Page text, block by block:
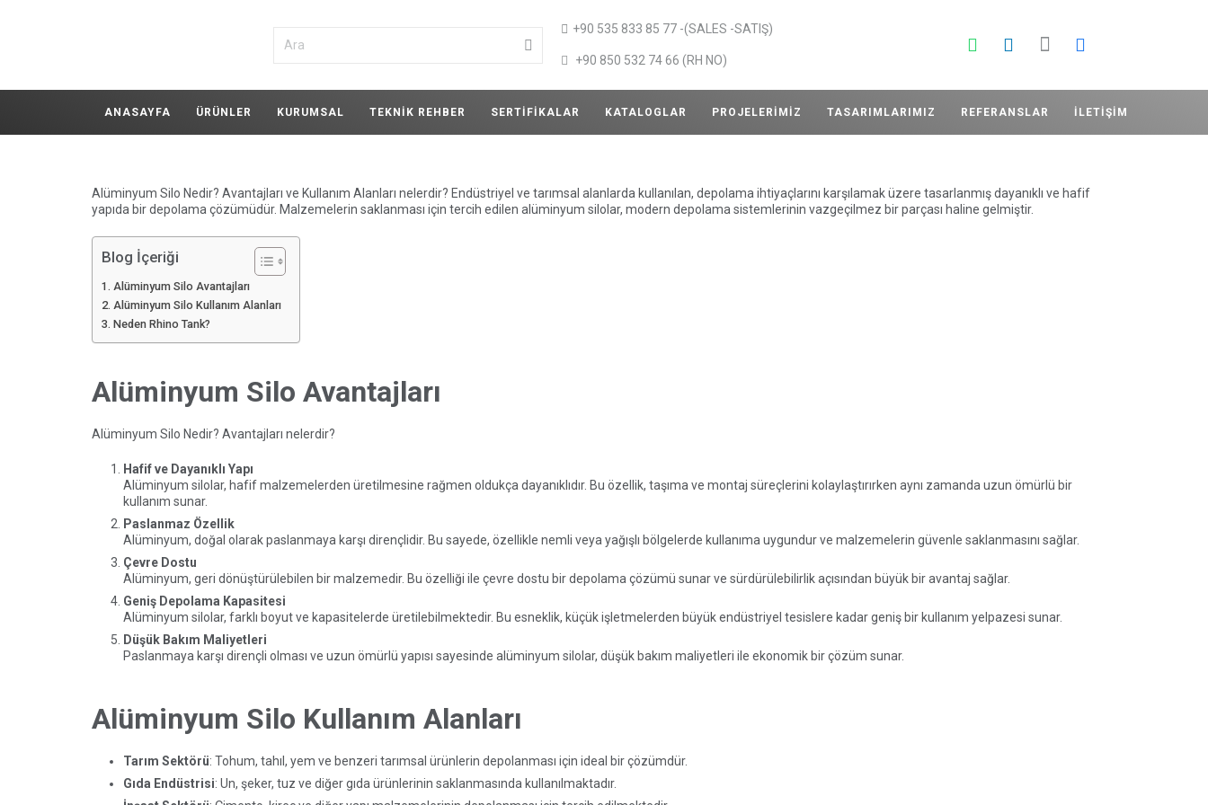
+90 535 833 85 77 -(SALES -SATIŞ)
+90 850 532 74 66 (RH NO)
ANASAYFA ÜRÜNLER KURUMSAL TEKNIK REHBER SERTIFIKALAR KATALOGLAR PROJELERIMIZ TASARIMLARIMIZ REFERANSLAR İLETIŞIM
Alüminyum Silo Nedir? Avantajları ve Kullanım Alanları nelerdir? Endüstriyel ve tarımsal alanlarda kullanılan, depolama ihtiyaçlarını karşılamak üzere tasarlanmış dayanıklı ve hafif
yapıda bir depolama çözümüdür. Malzemelerin saklanması için tercih edilen alüminyum silolar, modern depolama sistemlerinin vazgeçilmez bir parçası haline gelmiştir.
Blog İçeriği
Alüminyum Silo Avantajları
Alüminyum Silo Kullanım Alanları
Neden Rhino Tank?
Alüminyum Silo Avantajları
Alüminyum Silo Nedir? Avantajları nelerdir?
Hafif ve Dayanıklı Yapı
Alüminyum silolar, hafif malzemelerden üretilmesine rağmen oldukça dayanıklıdır. Bu özellik, taşıma ve montaj süreçlerini kolaylaştırırken aynı zamanda uzun ömürlü bir
kullanım sunar.
Paslanmaz Özellik
Alüminyum, doğal olarak paslanmaya karşı dirençlidir. Bu sayede, özellikle nemli veya yağışlı bölgelerde kullanıma uygundur ve malzemelerin güvenle saklanmasını sağlar.
Çevre Dostu
Alüminyum, geri dönüştürülebilen bir malzemedir. Bu özelliği ile çevre dostu bir depolama çözümü sunar ve sürdürülebilirlik açısından büyük bir avantaj sağlar.
Geniş Depolama Kapasitesi
Alüminyum silolar, farklı boyut ve kapasitelerde üretilebilmektedir. Bu esneklik, küçük işletmelerden büyük endüstriyel tesislere kadar geniş bir kullanım yelpazesi sunar.
Düşük Bakım Maliyetleri
Paslanmaya karşı dirençli olması ve uzun ömürlü yapısı sayesinde alüminyum silolar, düşük bakım maliyetleri ile ekonomik bir çözüm sunar.
Alüminyum Silo Kullanım Alanları
Tarım Sektörü: Tohum, tahıl, yem ve benzeri tarımsal ürünlerin depolanması için ideal bir çözümdür.
Gıda Endüstrisi: Un, şeker, tuz ve diğer gıda ürünlerinin saklanmasında kullanılmaktadır.